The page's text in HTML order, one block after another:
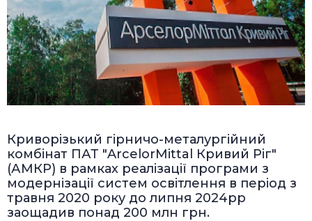
Криворізький гірничо-металургійний
комбінат ПАТ "ArcelorMittal Кривий Ріг"
(АМКР) в рамках реалізації програми з
модернізації систем освітлення в період з
травня 2020 року до липня 2024рр
заощадив понад 200 млн грн.